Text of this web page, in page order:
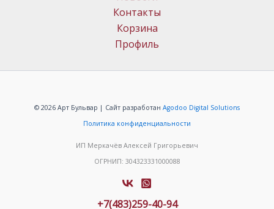
Контакты
Корзина
Профиль
© 2026 Арт Бульвар | Сайт разработан Agodoo Digital Solutions
Политика конфиденциальности
ИП Меркачёв Алексей Григорьевич
ОГРНИП: 304323331000088
+7(483)259-40-94